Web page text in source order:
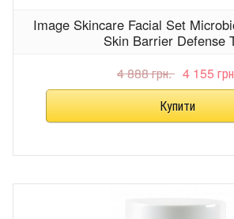
Image Skincare Facial Set
Skin Barrier Defense
4 888 грн. 4 155